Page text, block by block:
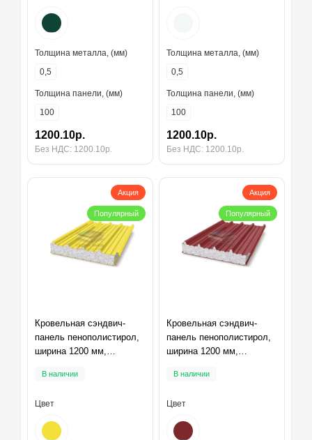
Толщина металла, (мм)
0,5
Толщина панели, (мм)
100
1200.10р.
Без НДС: 1200.10р.
Толщина металла, (мм)
0,5
Толщина панели, (мм)
100
1200.10р.
Без НДС: 1200.10р.
Акция
Популярный
Кровельная сэндвич-
панель пенополистирол,
ширина 1200 мм,
RAL1018
В наличии
Цвет
Акция
Популярный
Кровельная сэндвич-
панель пенополистирол,
ширина 1200 мм,
RAL3011
В наличии
Цвет